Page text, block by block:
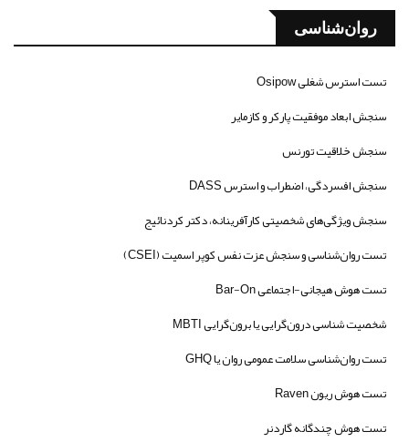
روان‌شناسی
تست استرس شغلی Osipow
سنجش ابعاد موفقیت پارکر و کازمایر
سنجش خلاقیت تورنس
سنجش افسردگی، اضطراب و استرس DASS
سنجش ویژگی‌های شخصیتی کارآفرینانه، دکتر کردنائیج
تست روان‌شناسی و سنجش عزت نفس کوپر اسمیت (CSEI)
تست هوش هیجانی-اجتماعی Bar-On
شخصیت شناسی درون‌گرایی یا برون‌گرایی MBTI
تست روان‌شناسی سلامت عمومی روان یا GHQ
تست هوش ریون Raven
تست هوش چندگانه گاردنر